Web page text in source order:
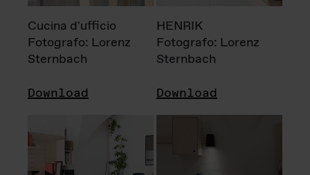
Cucina d'ufficio
Fotografo: Lorenz
Sternbach
Download
HENRIK
Fotografo: Lorenz
Sternbach
Download